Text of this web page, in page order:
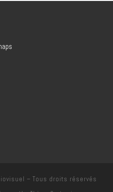
– Tous droits réservés